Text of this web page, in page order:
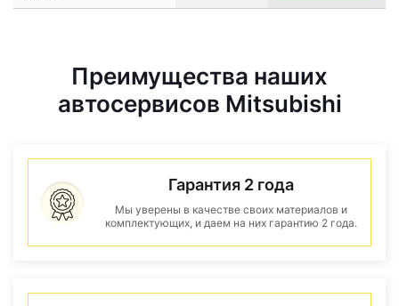
Преимущества наших
автосервисов Mitsubishi
Гарантия 2 года
Мы уверены в качестве своих материалов и
комплектующих, и даем на них гарантию 2 года.